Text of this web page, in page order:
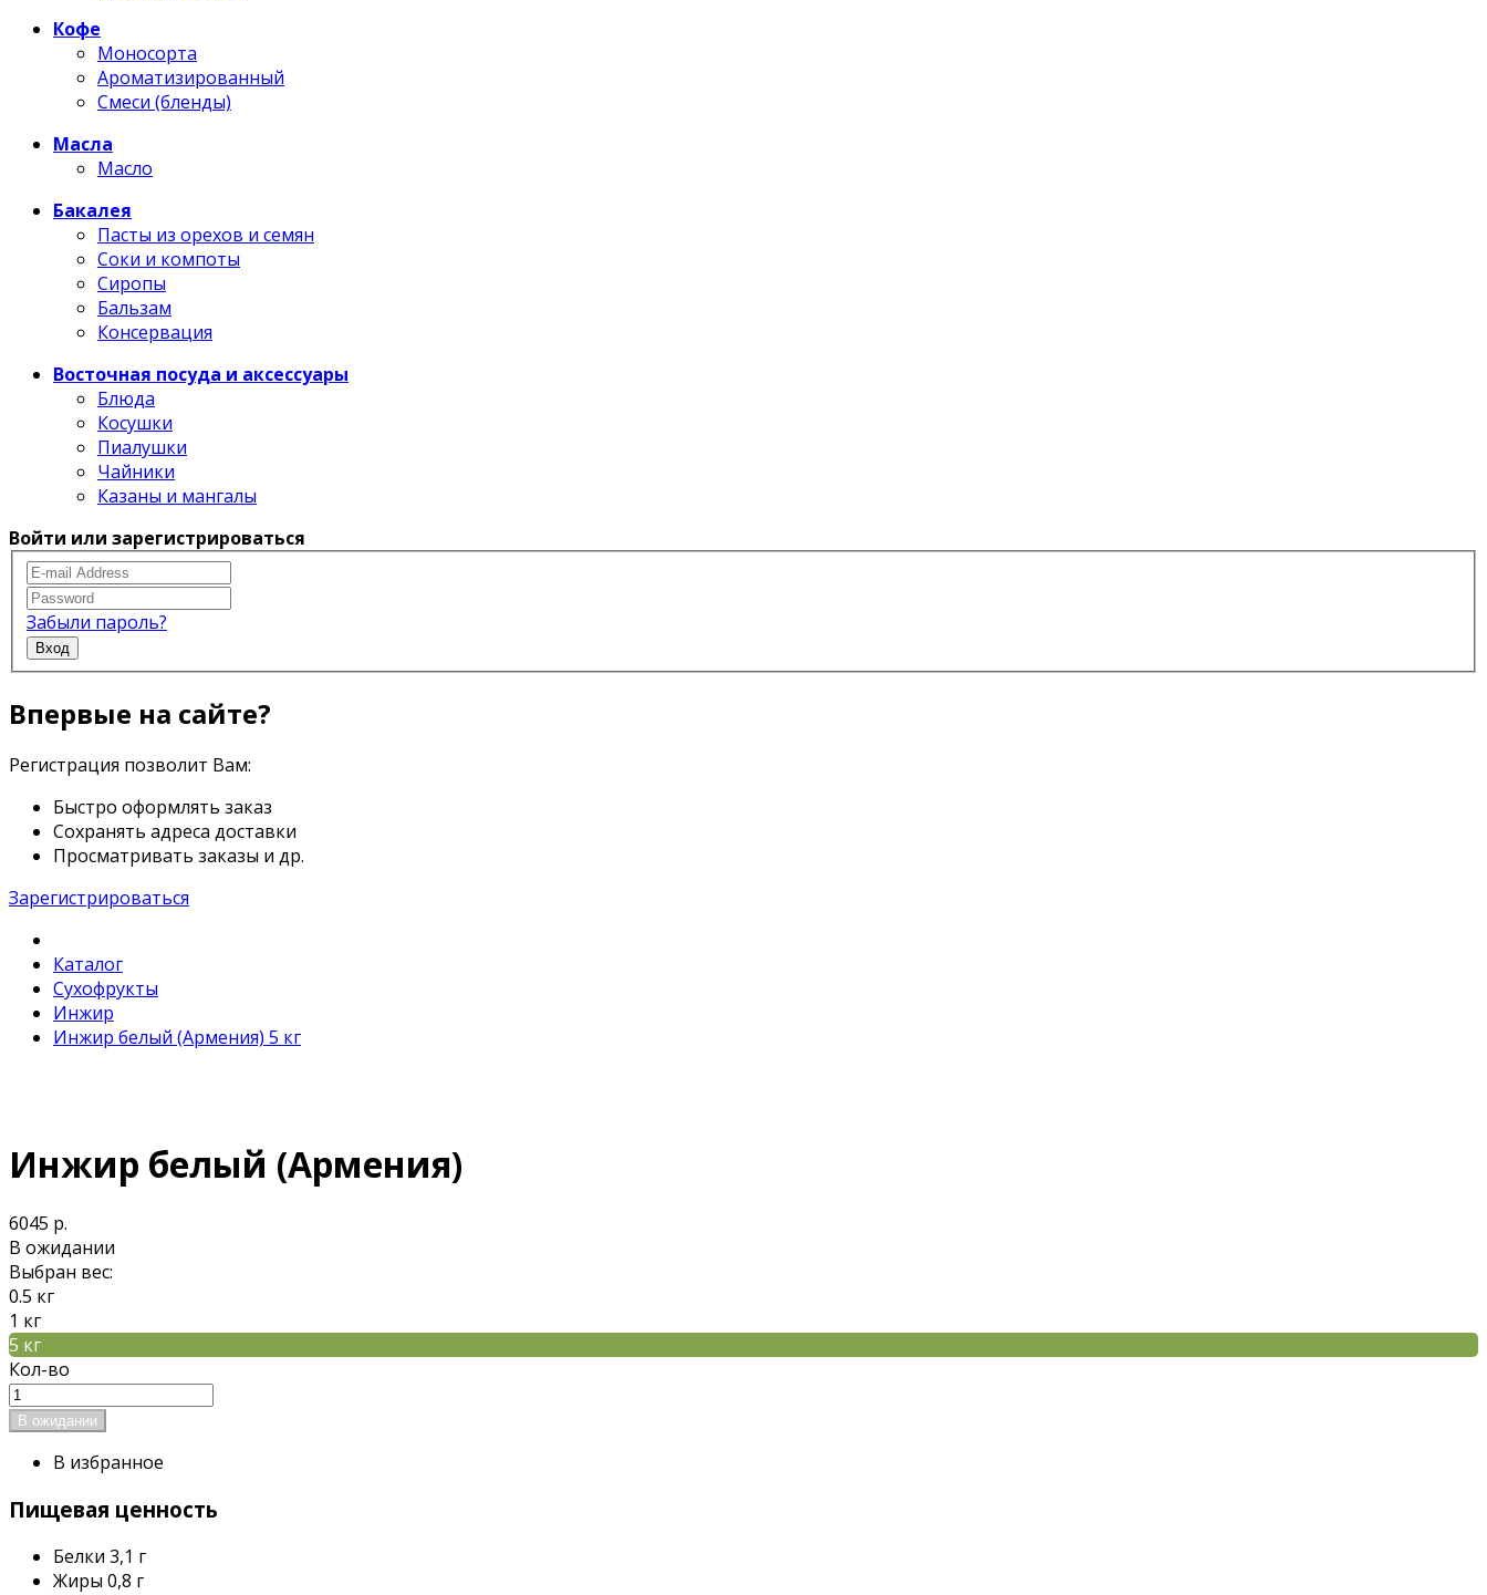
Кофе
Моносорта
Ароматизированный
Смеси (бленды)
Масла
Масло
Бакалея
Пасты из орехов и семян
Соки и компоты
Сиропы
Бальзам
Консервация
Восточная посуда и аксессуары
Блюда
Косушки
Пиалушки
Чайники
Казаны и мангалы
Войти или зарегистрироваться
Забыли пароль?
Вход
Впервые на сайте?
Регистрация позволит Вам:
Быстро оформлять заказ
Сохранять адреса доставки
Просматривать заказы и др.
Зарегистрироваться
Каталог
Сухофрукты
Инжир
Инжир белый (Армения) 5 кг
Инжир белый (Армения)
6045 р.
В ожидании
Выбран вес:
0.5 кг
1 кг
5 кг
Кол-во
В избранное
Пищевая ценность
Белки 3,1 г
Жиры 0,8 г